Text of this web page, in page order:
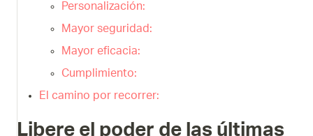
Personalización:
Mayor seguridad:
Mayor eficacia:
Cumplimiento:
El camino por recorrer:
Libere el poder de las últimas